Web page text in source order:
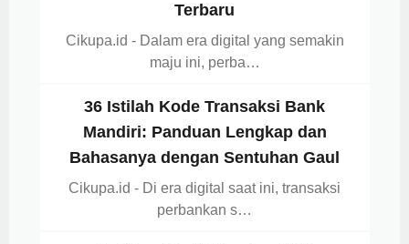
Terbaru
Cikupa.id - Dalam era digital yang semakin
maju ini, perba…
36 Istilah Kode Transaksi Bank
Mandiri: Panduan Lengkap dan
Bahasanya dengan Sentuhan Gaul
Cikupa.id - Di era digital saat ini, transaksi
perbankan s…